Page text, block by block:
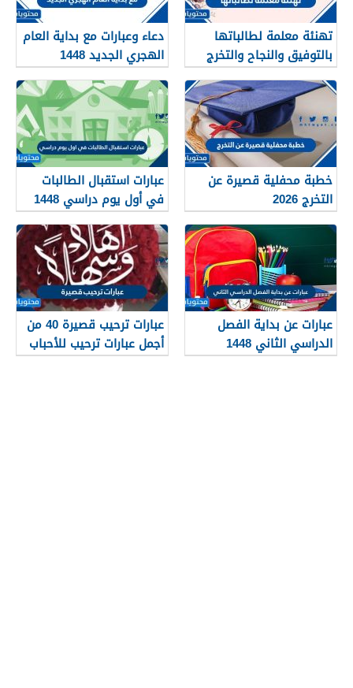
تهنئة معلمة لطالباتها
بالتوفيق والنجاح والتخرج
2026
دعاء وعبارات مع بداية العام
الهجري الجديد 1448
خطبة محفلية قصيرة عن
التخرج 2026
عبارات استقبال الطالبات
في أول يوم دراسي 1448
عبارات عن بداية الفصل
الدراسي الثاني 1448
عبارات ترحيب قصيرة 40 من
أجمل عبارات ترحيب للأحباب
والأصدقاء 2026